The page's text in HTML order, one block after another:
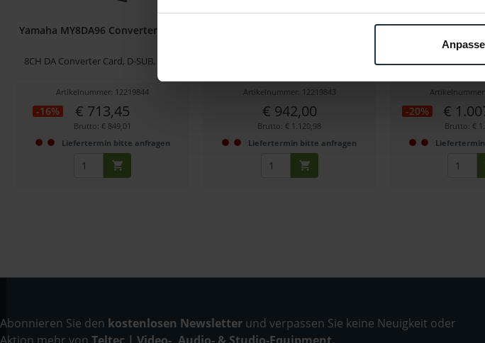
Yamaha MY8DA96 Converter Karte
8CH DA Converter Card, D-SUB, 24 Bit
Artikelnummer: 12219844
-16% € 713,45
Brutto: € 849,01
Liefertermin bitte anfragen
Artikelnummer: 12219843
€ 942,00
Brutto: € 1.120,98
Liefertermin bitte anfragen
Yamaha
( CH Da AD
-20% €
Brutto: €
Abonnieren Sie den kostenlosen Newsletter und verpassen Sie keine Neuigkeit oder